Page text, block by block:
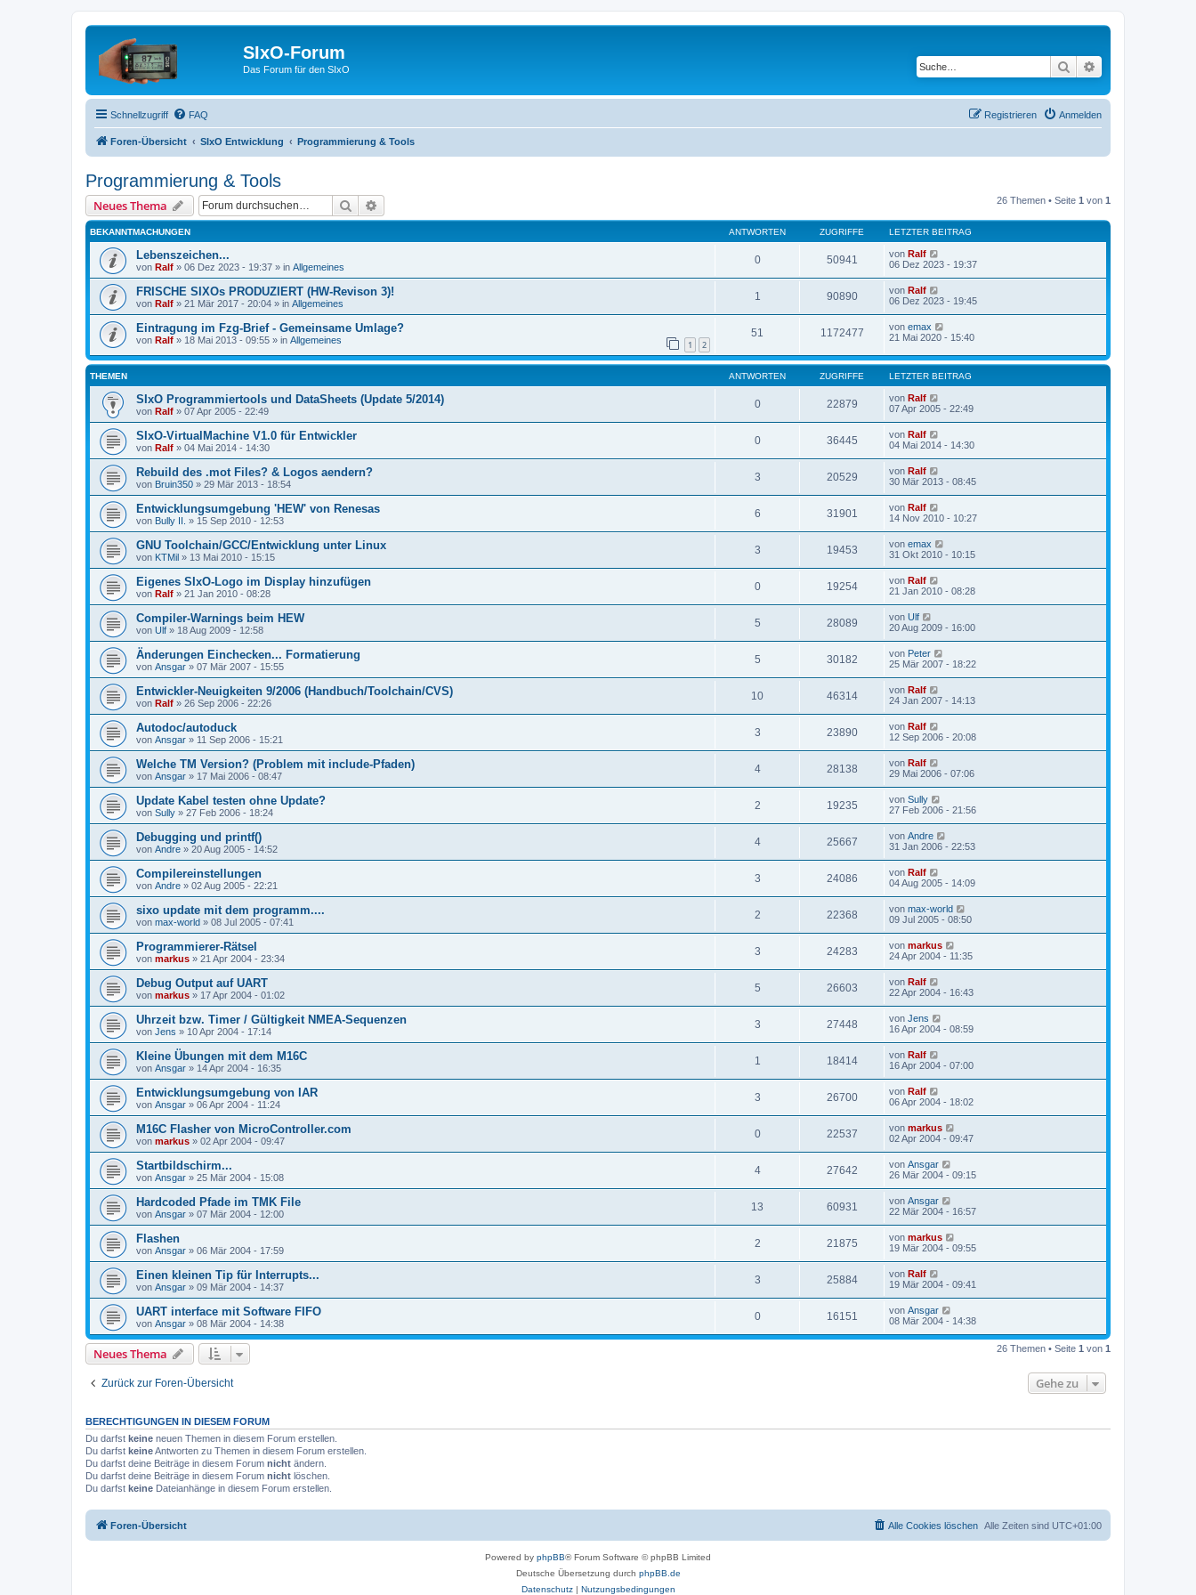
SIxO-Forum
Das Forum für den SIxO Suche
Schnellzugriff FAQ Anmelden
Registrieren
Foren-Übersicht SIxO Entwicklung Programmierung & Tools
Programmierung & Tools
Neues Thema Suche 26 Themen • Seite 1 von 1
BEKANNTMACHUNGEN ANTWORTEN ZUGRIFFE LETZTER BEITRAG
Lebenszeichen...
von Ralf » 06 Dez 2023 - 19:37 » in Allgemeines
0 50941 von Ralf
06 Dez 2023 - 19:37
FRISCHE SIXOs PRODUZIERT (HW-Revison 3)!
von Ralf » 21 Mär 2017 - 20:04 » in Allgemeines
1 90890 von Ralf
06 Dez 2023 - 19:45
Eintragung im Fzg-Brief - Gemeinsame Umlage?
von Ralf » 18 Mai 2013 - 09:55 » in Allgemeines 1 2
51 1172477 von emax
21 Mai 2020 - 15:40
THEMEN ANTWORTEN ZUGRIFFE LETZTER BEITRAG
SIxO Programmiertools und DataSheets (Update 5/2014)
von Ralf » 07 Apr 2005 - 22:49
0 22879 von Ralf
07 Apr 2005 - 22:49
SIxO-VirtualMachine V1.0 für Entwickler
von Ralf » 04 Mai 2014 - 14:30
0 36445 von Ralf
04 Mai 2014 - 14:30
Rebuild des .mot Files? & Logos aendern?
von Bruin350 » 29 Mär 2013 - 18:54
3 20529 von Ralf
30 Mär 2013 - 08:45
Entwicklungsumgebung 'HEW' von Renesas
von Bully II. » 15 Sep 2010 - 12:53
6 31901 von Ralf
14 Nov 2010 - 10:27
GNU Toolchain/GCC/Entwicklung unter Linux
von KTMil » 13 Mai 2010 - 15:15
3 19453 von emax
31 Okt 2010 - 10:15
Eigenes SIxO-Logo im Display hinzufügen
von Ralf » 21 Jan 2010 - 08:28
0 19254 von Ralf
21 Jan 2010 - 08:28
Compiler-Warnings beim HEW
von Ulf » 18 Aug 2009 - 12:58
5 28089 von Ulf
20 Aug 2009 - 16:00
Änderungen Einchecken... Formatierung
von Ansgar » 07 Mär 2007 - 15:55
5 30182 von Peter
25 Mär 2007 - 18:22
Entwickler-Neuigkeiten 9/2006 (Handbuch/Toolchain/CVS)
von Ralf » 26 Sep 2006 - 22:26
10 46314 von Ralf
24 Jan 2007 - 14:13
Autodoc/autoduck
von Ansgar » 11 Sep 2006 - 15:21
3 23890 von Ralf
12 Sep 2006 - 20:08
Welche TM Version? (Problem mit include-Pfaden)
von Ansgar » 17 Mai 2006 - 08:47
4 28138 von Ralf
29 Mai 2006 - 07:06
Update Kabel testen ohne Update?
von Sully » 27 Feb 2006 - 18:24
2 19235 von Sully
27 Feb 2006 - 21:56
Debugging und printf()
von Andre » 20 Aug 2005 - 14:52
4 25667 von Andre
31 Jan 2006 - 22:53
Compilereinstellungen
von Andre » 02 Aug 2005 - 22:21
3 24086 von Ralf
04 Aug 2005 - 14:09
sixo update mit dem programm....
von max-world » 08 Jul 2005 - 07:41
2 22368 von max-world
09 Jul 2005 - 08:50
Programmierer-Rätsel
von markus » 21 Apr 2004 - 23:34
3 24283 von markus
24 Apr 2004 - 11:35
Debug Output auf UART
von markus » 17 Apr 2004 - 01:02
5 26603 von Ralf
22 Apr 2004 - 16:43
Uhrzeit bzw. Timer / Gültigkeit NMEA-Sequenzen
von Jens » 10 Apr 2004 - 17:14
3 27448 von Jens
16 Apr 2004 - 08:59
Kleine Übungen mit dem M16C
von Ansgar » 14 Apr 2004 - 16:35
1 18414 von Ralf
16 Apr 2004 - 07:00
Entwicklungsumgebung von IAR
von Ansgar » 06 Apr 2004 - 11:24
3 26700 von Ralf
06 Apr 2004 - 18:02
M16C Flasher von MicroController.com
von markus » 02 Apr 2004 - 09:47
0 22537 von markus
02 Apr 2004 - 09:47
Startbildschirm...
von Ansgar » 25 Mär 2004 - 15:08
4 27642 von Ansgar
26 Mär 2004 - 09:15
Hardcoded Pfade im TMK File
von Ansgar » 07 Mär 2004 - 12:00
13 60931 von Ansgar
22 Mär 2004 - 16:57
Flashen
von Ansgar » 06 Mär 2004 - 17:59
2 21875 von markus
19 Mär 2004 - 09:55
Einen kleinen Tip für Interrupts...
von Ansgar » 09 Mär 2004 - 14:37
3 25884 von Ralf
19 Mär 2004 - 09:41
UART interface mit Software FIFO
von Ansgar » 08 Mär 2004 - 14:38
0 16151 von Ansgar
08 Mär 2004 - 14:38
Neues Thema 26 Themen • Seite 1 von 1
Zurück zur Foren-Übersicht Gehe zu
BERECHTIGUNGEN IN DIESEM FORUM
Du darfst keine neuen Themen in diesem Forum erstellen.
Du darfst keineAntworten zu Themen in diesem Forum erstellen.
Du darfst deine Beiträge in diesem Forum nicht ändern.
Du darfst deine Beiträge in diesem Forum nicht löschen.
Du darfst keine Dateianhänge in diesem Forum erstellen.
Foren-Übersicht Alle Zeiten sind UTC+01:00
Alle Cookies löschen
Powered by phpBB® Forum Software © phpBB Limited
Deutsche Übersetzung durch phpBB.de
Datenschutz| Nutzungsbedingungen